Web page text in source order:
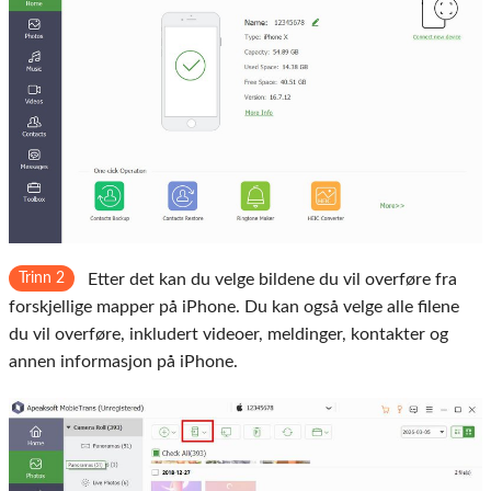
Trinn 2
Etter det kan du velge bildene du vil overføre fra
forskjellige mapper på iPhone. Du kan også velge alle filene
du vil overføre, inkludert videoer, meldinger, kontakter og
annen informasjon på iPhone.